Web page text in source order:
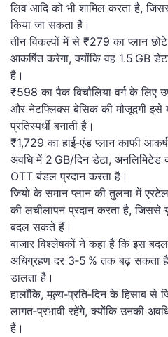
लिव आदि को भी शामिल करता है,
किया जा सकता है।
तीन विकल्पों में से ₹279 का प्लान
आकर्षित करेगा, क्योंकि वह 1.5 GB
है।
₹598 का पैक बिचौलिया वर्ग के लिए
और नेटफ्लिक्स बेसिक की मौजूदगी इसे
प्रतिस्पर्धी बनाती है।
₹1,729 का हाई‑एंड प्लान काफी
अवधि में 2 GB/दिन डेटा,
OTT बंडल प्रदान करता है।
जियो के समान प्लान की तुलना में
की लचीलापन प्रदान करता है,
बदल सकते हैं।
बाजार विश्लेषकों ने कहा है कि इस
अधिग्रहण दर 3‑5 % तक बढ़ सकता
डालता है।
हालाँकि, मूल्य‑प्रति‑दिन के हिसाब
लागत‑प्रभावी रहेंगे, क्योंकि उनकी
है।